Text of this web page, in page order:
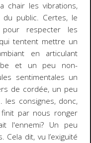
chair les vibrations,
du public. Certes, le
respecter les
tentent mettre un
en articulant
et un peu non-
sentimentales un
de cordée, un peu
les consignes, donc,
par nous ronger
l'ennemi? Un peu
dit, vu l’exiguïté